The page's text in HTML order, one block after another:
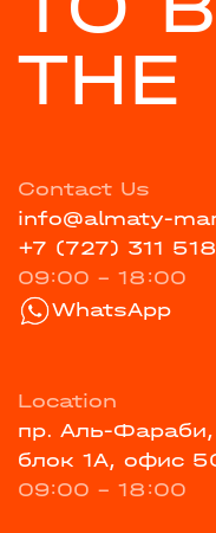
THE
Contact Us
info@almaty-
+7 (727) 311
09:00 - 18:00
WhatsApp
Location
пр. Аль-
блок 1А, офис
09:00 - 18:00